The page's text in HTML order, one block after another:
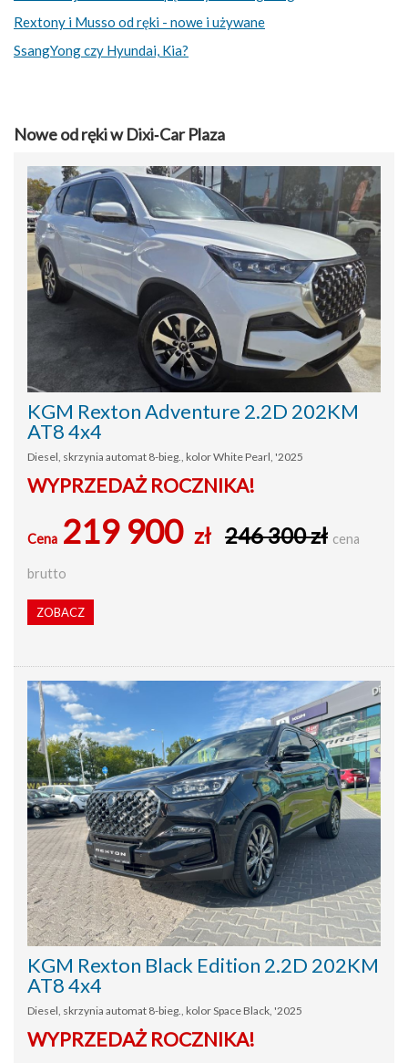
Rextony i Musso od ręki - nowe i używane
SsangYong czy Hyundai, Kia?
Nowe od ręki w Dixi‑Car Plaza
KGM Rexton Adventure 2.2D 202KM
AT8 4x4
Diesel, skrzynia automat 8-bieg., kolor White Pearl, '2025
WYPRZEDAŻ ROCZNIKA!
Cena 219 900 zł 246 300 zł cena
brutto
ZOBACZ
KGM Rexton Black Edition 2.2D 202KM
AT8 4x4
Diesel, skrzynia automat 8-bieg., kolor Space Black, '2025
WYPRZEDAŻ ROCZNIKA!